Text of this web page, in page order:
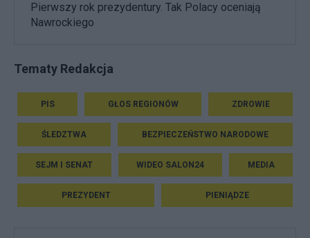
Pierwszy rok prezydentury. Tak Polacy oceniają
Nawrockiego
Tematy Redakcja
PIS GŁOS REGIONÓW ZDROWIE
ŚLEDZTWA BEZPIECZEŃSTWO NARODOWE
SEJM I SENAT WIDEO SALON24 MEDIA
PREZYDENT PIENIĄDZE